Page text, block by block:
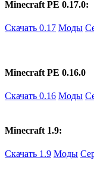
Minecraft PE 0.17.0:
Скачать 0.17 Моды
Minecraft PE 0.16.0
Скачать 0.16 Моды
Minecraft 1.9:
Скачать 1.9 Моды